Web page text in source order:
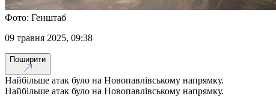
Фото: Генштаб
09 травня 2025, 09:38
Поширити
Найбільше атак було на Новопавлівському напрямку.
Найбільше атак було на Новопавлівському напрямку.